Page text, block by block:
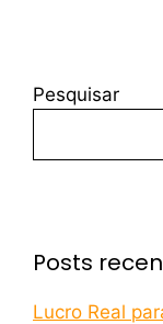
Pesquisar
Posts
Lucro Real